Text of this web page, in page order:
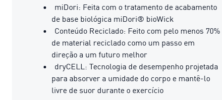
miDori: Feita com o tratamento de acabamento
de base biológica miDori® bioWick
Conteúdo Reciclado: Feito com pelo menos 70%
de material reciclado como um passo em
direção a um futuro melhor
dryCELL: Tecnologia de desempenho projetada
para absorver a umidade do corpo e mantê-lo
livre de suor durante o exercício